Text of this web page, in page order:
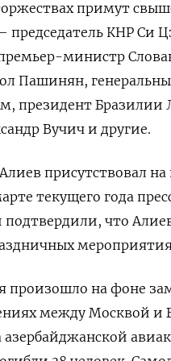
примут
председатель КНР Си
министр
Пашинян,
президент Бразилии
Вучич и другие.
присутствовал
текущего года
подтвердили, что
произошло на фоне
между Москвой и